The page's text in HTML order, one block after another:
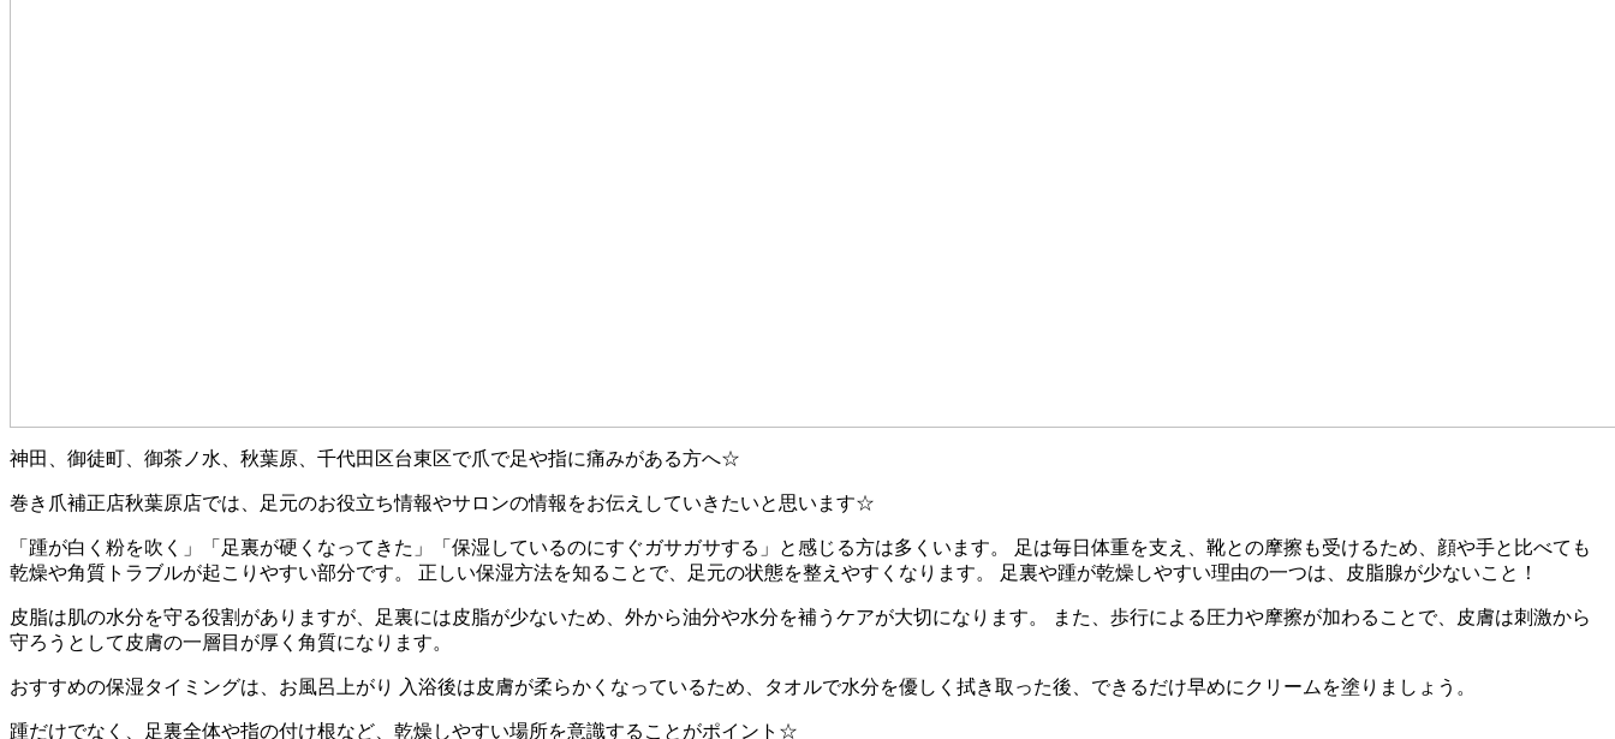
神田、御徒町、御茶ノ水、秋葉原、千代田区台東区で爪で足や指に痛みがある方へ☆
巻き爪補正店秋葉原店では、足元のお役立ち情報やサロンの情報をお伝えしていきたいと思います☆
「踵が白く粉を吹く」「足裏が硬くなってきた」「保湿しているのにすぐガサガサする」と感じる方は多くいます。 足は毎日体重を支え、靴との摩擦も受けるため、顔や手と比べても
乾燥や角質トラブルが起こりやすい部分です。 正しい保湿方法を知ることで、足元の状態を整えやすくなります。 足裏や踵が乾燥しやすい理由の一つは、皮脂腺が少ないこと！
皮脂は肌の水分を守る役割がありますが、足裏には皮脂が少ないため、外から油分や水分を補うケアが大切になります。 また、歩行による圧力や摩擦が加わることで、皮膚は刺激から
守ろうとして皮膚の一層目が厚く角質になります。
おすすめの保湿タイミングは、お風呂上がり 入浴後は皮膚が柔らかくなっているため、タオルで水分を優しく拭き取った後、できるだけ早めにクリームを塗りましょう。
踵だけでなく、足裏全体や指の付け根など、乾燥しやすい場所を意識することがポイント☆